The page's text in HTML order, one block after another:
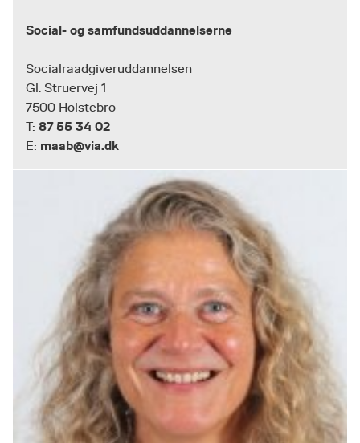
Social- og samfundsuddannelserne
Socialraadgiveruddannelsen
Gl. Struervej 1
7500 Holstebro
T: 87 55 34 02
E: maab@via.dk